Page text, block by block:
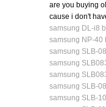
are you buying
cause i don't
samsung DL-i8
samsung NP-40
samsung SLB-
samsung
samsung
samsung SLB-
samsung SLB-